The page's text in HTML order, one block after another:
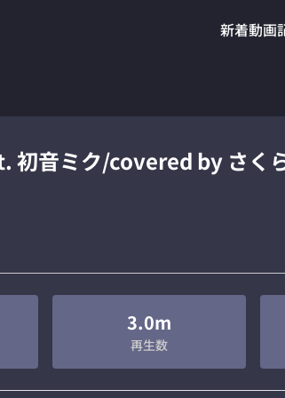
新着動画
初音ミク/covered by さく
3.0m
再生数